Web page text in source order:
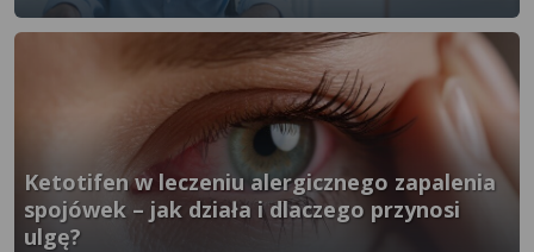
}" />
Ketotifen w leczeniu alergicznego zapalenia
spojówek – jak działa i dlaczego przynosi
ulgę?